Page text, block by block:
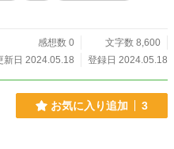
感想数 0
文字数 8,600
新日 2024.05.18
登録日 2024.05.18
お気に入り追加 3